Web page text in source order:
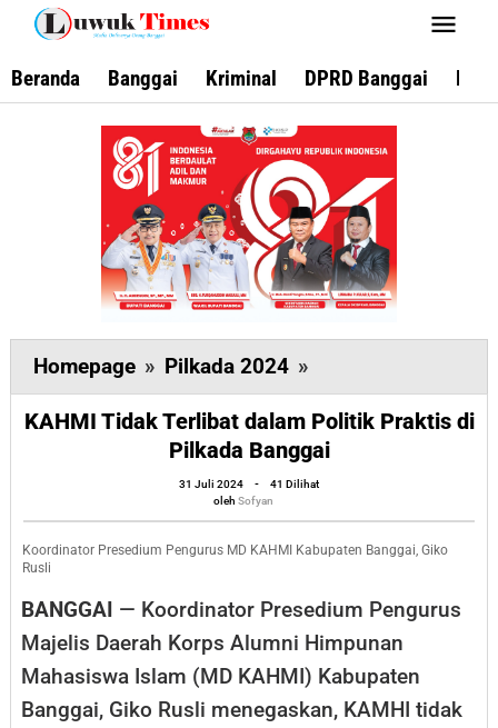
Lewati
konten
Beranda Banggai Kriminal DPRD Banggai
Homepage » Pilkada 2024 »
Tidak
Terlibat
dalam
Politik
Praktis
di
Banggai
KAHMI Tidak Terlibat dalam Politik Praktis di
Pilkada Banggai
31 Juli 2024
oleh
Sofyan
-
41 Dilihat
oleh Sofyan
Koordinator Presedium Pengurus MD KAHMI Kabupaten Banggai, Giko
Rusli
BANGGAI — Koordinator Presedium Pengurus
Majelis Daerah Korps Alumni Himpunan
Mahasiswa Islam (MD KAHMI) Kabupaten
Banggai, Giko Rusli menegaskan, KAMHI tidak